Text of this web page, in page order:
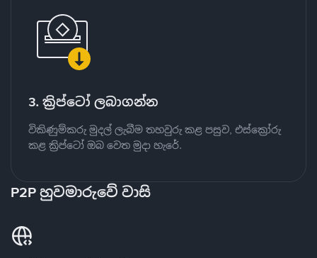
3. ක්‍රිප්ටෝ ලබාගන්න
විකිණුම්කරු මුදල් ලැබීම තහවුරු කළ පසුව, එස්ක්‍රෝරු
කළ ක්‍රිප්ටෝ ඔබ වෙත මුදා හැරේ.
P2P හුවමාරුවේ වාසි